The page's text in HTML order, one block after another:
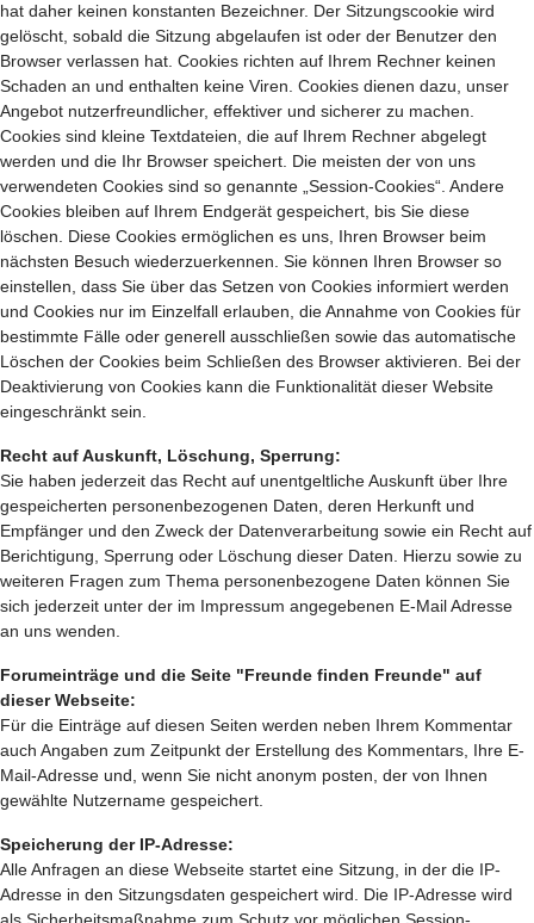
hat daher keinen konstanten Bezeichner. Der Sitzungscookie wird
gelöscht, sobald die Sitzung abgelaufen ist oder der Benutzer den
Browser verlassen hat. Cookies richten auf Ihrem Rechner keinen
Schaden an und enthalten keine Viren. Cookies dienen dazu, unser
Angebot nutzerfreundlicher, effektiver und sicherer zu machen.
Cookies sind kleine Textdateien, die auf Ihrem Rechner abgelegt
werden und die Ihr Browser speichert. Die meisten der von uns
verwendeten Cookies sind so genannte „Session-Cookies“. Andere
Cookies bleiben auf Ihrem Endgerät gespeichert, bis Sie diese
löschen. Diese Cookies ermöglichen es uns, Ihren Browser beim
nächsten Besuch wiederzuerkennen. Sie können Ihren Browser so
einstellen, dass Sie über das Setzen von Cookies informiert werden
und Cookies nur im Einzelfall erlauben, die Annahme von Cookies für
bestimmte Fälle oder generell ausschließen sowie das automatische
Löschen der Cookies beim Schließen des Browser aktivieren. Bei der
Deaktivierung von Cookies kann die Funktionalität dieser Website
eingeschränkt sein.
Recht auf Auskunft, Löschung, Sperrung:
Sie haben jederzeit das Recht auf unentgeltliche Auskunft über Ihre
gespeicherten personenbezogenen Daten, deren Herkunft und
Empfänger und den Zweck der Datenverarbeitung sowie ein Recht auf
Berichtigung, Sperrung oder Löschung dieser Daten. Hierzu sowie zu
weiteren Fragen zum Thema personenbezogene Daten können Sie
sich jederzeit unter der im Impressum angegebenen E-Mail Adresse
an uns wenden.
Forumeinträge und die Seite "Freunde finden Freunde" auf
dieser Webseite:
Für die Einträge auf diesen Seiten werden neben Ihrem Kommentar
auch Angaben zum Zeitpunkt der Erstellung des Kommentars, Ihre E-
Mail-Adresse und, wenn Sie nicht anonym posten, der von Ihnen
gewählte Nutzername gespeichert.
Speicherung der IP-Adresse:
Alle Anfragen an diese Webseite startet eine Sitzung, in der die IP-
Adresse in den Sitzungsdaten gespeichert wird. Die IP-Adresse wird